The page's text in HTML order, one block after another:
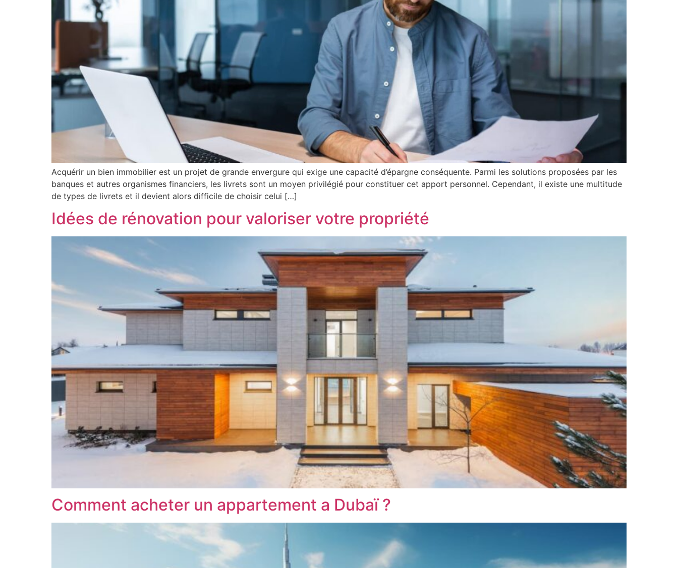
Acquérir un bien immobilier est un projet de grande envergure qui exige une capacité d’épargne conséquente. Parmi les solutions proposées par les
banques et autres organismes financiers, les livrets sont un moyen privilégié pour constituer cet apport personnel. Cependant, il existe une multitude
de types de livrets et il devient alors difficile de choisir celui […]
Idées de rénovation pour valoriser votre propriété
Comment acheter un appartement a Dubaï ?